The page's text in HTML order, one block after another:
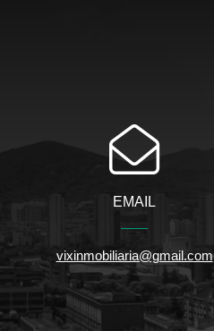
EMAIL
vixinmobiliaria@gmail.com